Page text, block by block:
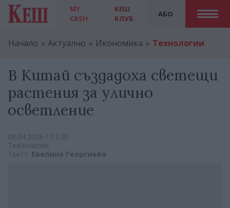
MY
CASH
АБО
КЕШ
КЛУБ
Начало Актуално Икономика Технологии
В Китай създадоха светещи
растения за улично
осветление
08.04.2026 / 17:30
Технологии
Текст: Евелина Георгиева